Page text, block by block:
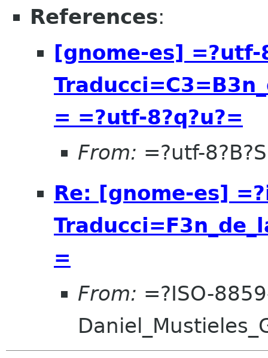
References:
[gnome-es] =?utf-
= =?utf-8?q?u?=
From: =?utf-
Re: [gnome-es]
=
From: =?ISO-